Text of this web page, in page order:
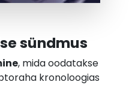
sündmus
, mida oodatakse
kronoloogias